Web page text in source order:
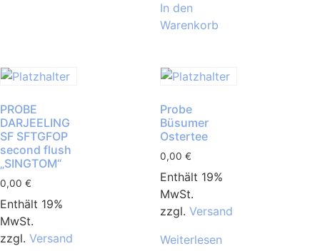
In den
Warenkorb
PROBE
DARJEELING
SF SFTGFOP
second flush
„SINGTOM“
0,00 €
Enthält 19%
MwSt.
zzgl. Versand
Probe
Büsumer
Ostertee
0,00 €
Enthält 19%
MwSt.
zzgl. Versand
Weiterlesen